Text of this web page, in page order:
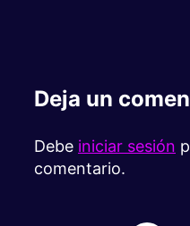
Deja un
Debe iniciar sesión
comentario.